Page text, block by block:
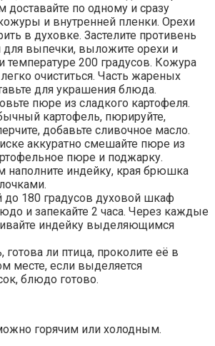
доставайте по одному и сразу
и внутренней пленки. Орехи
в духовке. Застелите противень
для выпечки, выложите орехи и
температуре 200 градусов. Кожура
очиститься. Часть жареных
для украшения блюда.
пюре из сладкого картофеля.
картофель, пюрируйте,
добавьте сливочное масло.
аккуратно смешайте пюре из
пюре и поджарку.
индейку, края брюшка
до 180 градусов духовой шкаф
и запекайте 2 часа. Через каждые
индейку выделяющимся
готова ли птица, проколите её в
месте, если выделяется
блюдо готово.
горячим или холодным.